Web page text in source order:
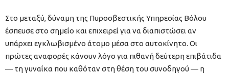
Στο μεταξύ, δύναμη της Πυροσβεστικής Υπηρεσίας Βόλου
έσπευσε στο σημείο και επιχειρεί για να διαπιστώσει αν
υπάρχει εγκλωβισμένο άτομο μέσα στο αυτοκίνητο. Οι
πρώτες αναφορές κάνουν λόγο για πιθανή δεύτερη επιβάτιδα
— τη γυναίκα που καθόταν στη θέση του συνοδηγού — η